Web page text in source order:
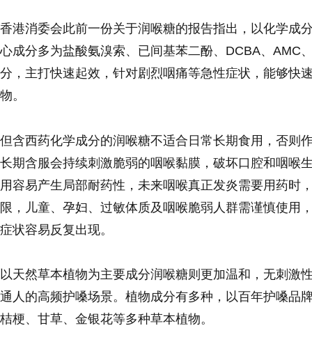
香港消委会此前一份关于润喉糖的报告指出，以化学成
心成分多为盐酸氨溴索、已间基苯二酚、DCBA、AMC
分，主打快速起效，针对剧烈咽痛等急性症状，能够快
物。
但含西药化学成分的润喉糖不适合日常长期食用，否则
长期含服会持续刺激脆弱的咽喉黏膜，破坏口腔和咽喉
用容易产生局部耐药性，未来咽喉真正发炎需要用药时
限，儿童、孕妇、过敏体质及咽喉脆弱人群需谨慎使用
症状容易反复出现。
以天然草本植物为主要成分润喉糖则更加温和，无刺激
通人的高频护嗓场景。植物成分有多种，以百年护嗓品
桔梗、甘草、金银花等多种草本植物。